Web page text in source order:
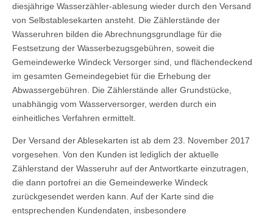
diesjährige Wasserzähler-ablesung wieder durch den Versand
von Selbstablesekarten ansteht. Die Zählerstände der
Wasseruhren bilden die Abrechnungsgrundlage für die
Festsetzung der Wasserbezugsgebühren, soweit die
Gemeindewerke Windeck Versorger sind, und flächendeckend
im gesamten Gemeindegebiet für die Erhebung der
Abwassergebühren. Die Zählerstände aller Grundstücke,
unabhängig vom Wasserversorger, werden durch ein
einheitliches Verfahren ermittelt.
Der Versand der Ablesekarten ist ab dem 23. November 2017
vorgesehen. Von den Kunden ist lediglich der aktuelle
Zählerstand der Wasseruhr auf der Antwortkarte einzutragen,
die dann portofrei an die Gemeindewerke Windeck
zurückgesendet werden kann. Auf der Karte sind die
entsprechenden Kundendaten, insbesondere